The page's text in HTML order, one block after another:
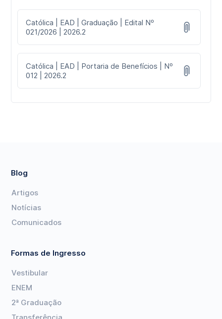
Católica | EAD | Graduação | Edital Nº
021/2026 | 2026.2
Católica | EAD | Portaria de Benefícios | Nº
012 | 2026.2
Blog
Artigos
Notícias
Comunicados
Formas de Ingresso
Vestibular
ENEM
2ª Graduação